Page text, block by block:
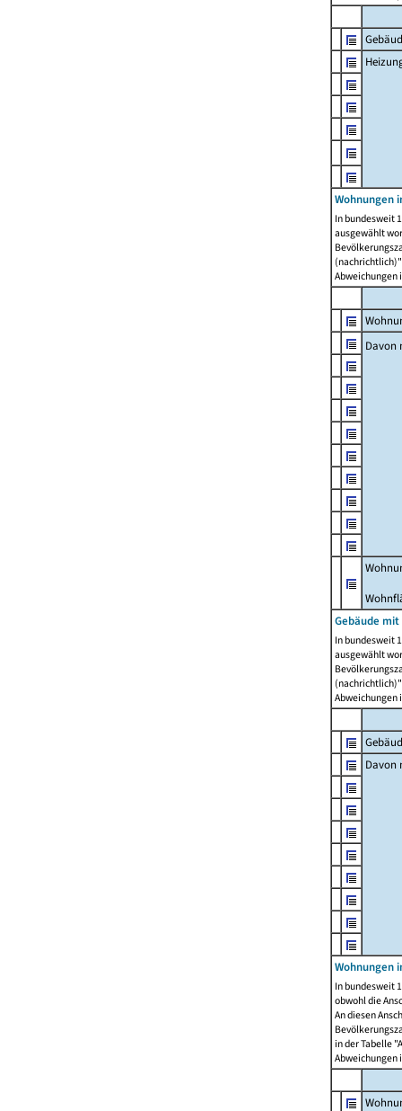
Wohnungen
In bundesweit
ausgewählt
Abweichungen
Davon
Gebäude
In bundesweit
ausgewählt
Abweichungen
Davon
Wohnungen
In bundesweit
obwohl die
An diesen
in der Tabelle
Abweichungen